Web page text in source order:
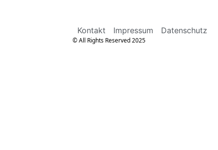
Kontakt Impressum Datenschutz
© All Rights Reserved 2025